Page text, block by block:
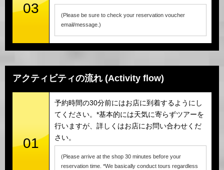
03
(Please be sure to check your reservation voucher
email/message.)
アクティビティの流れ (Activity flow)
01
予約時間の30分前にはお店に到着するようにし
てください。*基本的には天気に寄らずツアーを
行いますが、詳しくはお店にお問い合わせくだ
さい。
(Please arrive at the shop 30 minutes before your
reservation time. *We basically conduct tours regardless